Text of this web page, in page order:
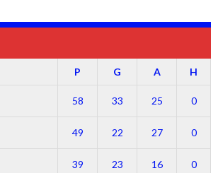
P G A H
58 33 25 0
49 22 27 0
39 23 16 0